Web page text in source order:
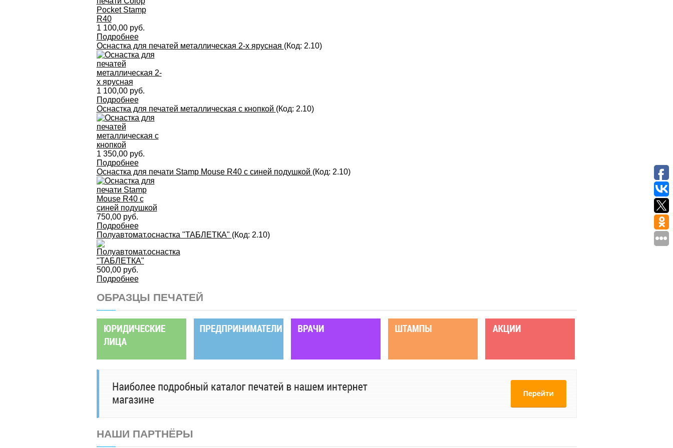
1 100,00 руб.
Подробнее
Оснастка для печатей металлическая 2-х ярусная (Код: 2.10)
1 100,00 руб.
Подробнее
Оснастка для печатей металлическая с кнопкой (Код: 2.10)
1 350,00 руб.
Подробнее
Оснастка для печати Stamp Mouse R40 с синей подушкой (Код: 2.10)
750,00 руб.
Подробнее
Полуавтомат.оснастка "ТАБЛЕТКА" (Код: 2.10)
500,00 руб.
Подробнее
ОБРАЗЦЫ ПЕЧАТЕЙ
НАШИ ПАРТНЁРЫ